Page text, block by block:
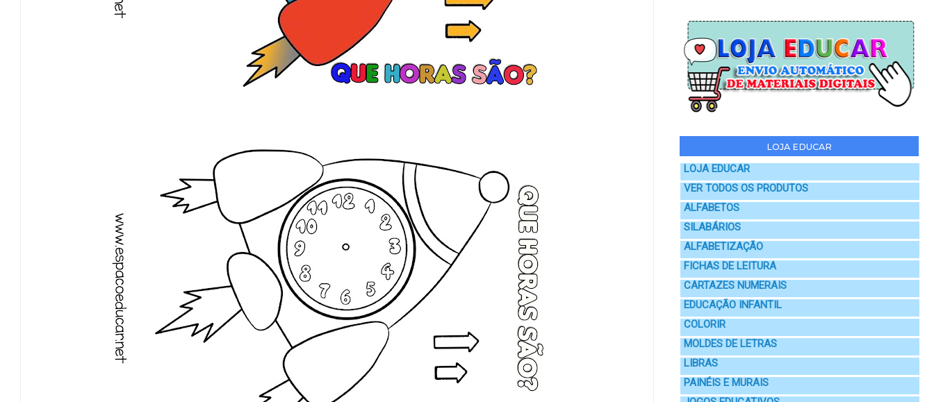
LOJA EDUCAR
LOJA EDUCAR
VER TODOS OS PRODUTOS
ALFABETOS
SILABÁRIOS
ALFABETIZAÇÃO
FICHAS DE LEITURA
CARTAZES NUMERAIS
EDUCAÇÃO INFANTIL
COLORIR
MOLDES DE LETRAS
LIBRAS
PAINÉIS E MURAIS